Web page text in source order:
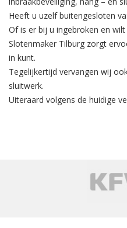
Heeft u uzelf buitengesloten
Of is er bij u ingebroken en
Slotenmaker Tilburg zorgt
in kunt.
Tegelijkertijd vervangen wij
sluitwerk.
Uiteraard volgens de huidige